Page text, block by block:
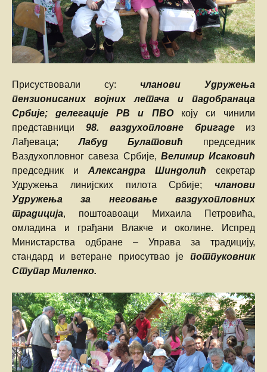
Присуствовали су: чланови Удружења
пензионисаних војних летача и падобранаца
Србије; делегације РВ и ПВОкоју си чинили
представници 98. ваздухопловне бригадеиз
Лађеваца;Лабуд Булатовић председник
Ваздухопловног савеза Србије, Велимир Исаковић
председник и Александра Шиндолић секретар
Удружења линијских пилота Србије; чланови
Удружења за неговање ваздухопловних
традиција, поштоавоаци Михаила Петровића,
омладина и грађани Влакче и околине. Испред
Министарства одбране – Управа за традицију,
стандард и ветеране приосутвао је потпуковник
Ступар Миленко.